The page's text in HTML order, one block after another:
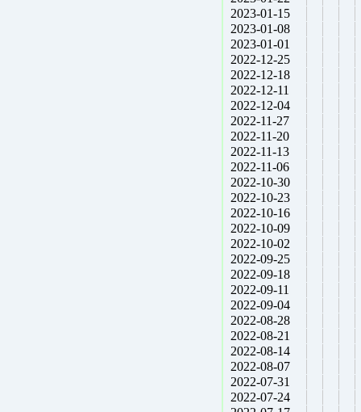
2023-01-15
2023-01-08
2023-01-01
2022-12-25
2022-12-18
2022-12-11
2022-12-04
2022-11-27
2022-11-20
2022-11-13
2022-11-06
2022-10-30
2022-10-23
2022-10-16
2022-10-09
2022-10-02
2022-09-25
2022-09-18
2022-09-11
2022-09-04
2022-08-28
2022-08-21
2022-08-14
2022-08-07
2022-07-31
2022-07-24